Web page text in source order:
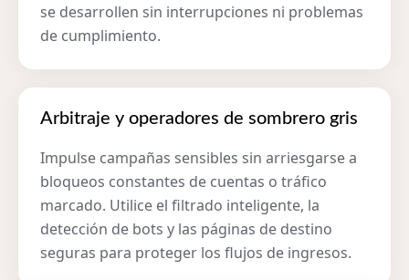
se desarrollen sin interrupciones ni problemas
de cumplimiento.
Arbitraje y operadores de sombrero gris
Impulse campañas sensibles sin arriesgarse a
bloqueos constantes de cuentas o tráfico
marcado. Utilice el filtrado inteligente, la
detección de bots y las páginas de destino
seguras para proteger los flujos de ingresos.